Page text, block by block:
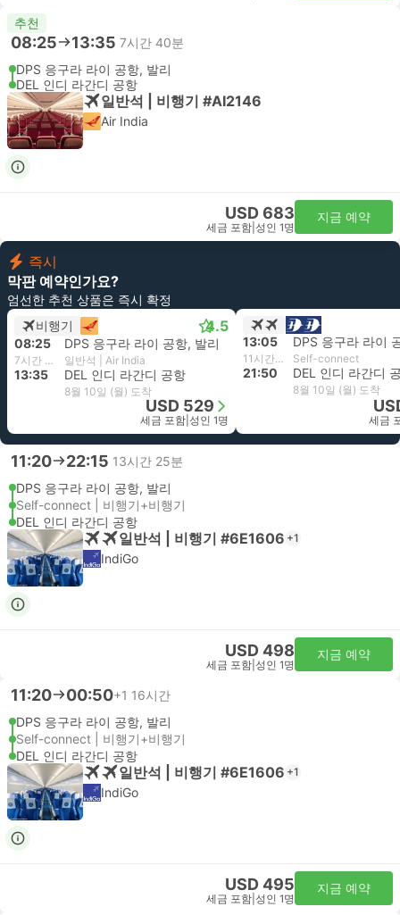
추천
08:25 13:35 7시간 40분
DPS 응구라 라이 공항, 발리
DEL 인디 라간디 공항
일반석 | 비행기 #AI2146
Air India
USD 683
세금 포함 성인 1명
지금 예약
즉시
막판 예약인가요?
엄선한 추천 상품은 즉시 확정
비행기
4.5
08:25 DPS 응구라 라이 공항, 발리
7시간 40분 일반석 | Air India
13:35 DEL 인디 라간디 공항
8월 10일 (월) 도착
USD 529
세금 포함 성인 1명
13:05 DPS 응구라 라이
11시간 15분 Self-connect
21:50 DEL 인디 라간디
8월 10일 (월) 도착
세금
11:20 22:15 13시간 25분
DPS 응구라 라이 공항, 발리
Self-connect | 비행기+비행기
DEL 인디 라간디 공항
일반석 | 비행기 #6E1606 +1
IndiGo
USD 498
세금 포함 성인 1명
지금 예약
11:20 00:50+1 16시간
DPS 응구라 라이 공항, 발리
Self-connect | 비행기+비행기
DEL 인디 라간디 공항
일반석 | 비행기 #6E1606 +1
IndiGo
USD 495
세금 포함 성인 1명
지금 예약